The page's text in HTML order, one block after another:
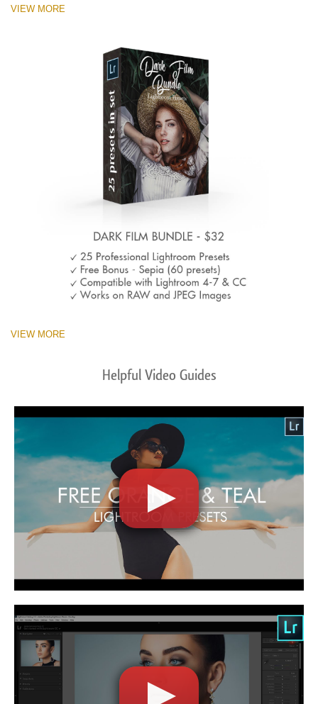
VIEW MORE
VIEW MORE
Helpful Video Guides